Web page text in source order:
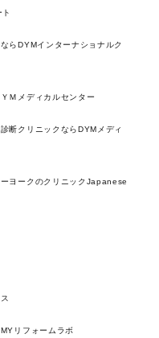
らDYMインターナショナルク
Ｍメディカルセンター
断クリニックならDYMメディ
ヨークのクリニックJapanese
リフォームラボ